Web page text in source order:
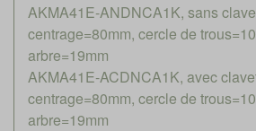
AKMA41E-ANDNCA1K, sans
centrage=80mm, cercle de
arbre=19mm
AKMA41E-ACDNCA1K, avec
centrage=80mm, cercle de
arbre=19mm